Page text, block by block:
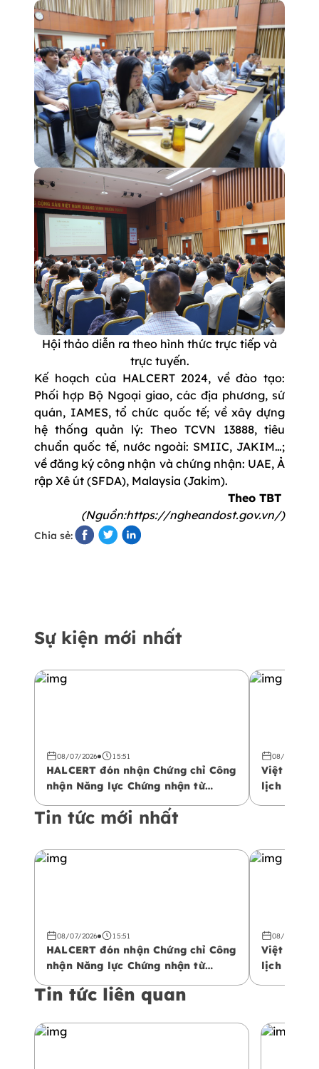
Hội thảo diễn ra theo hình thức trực tiếp và
trực tuyến.
Kế hoạch của HALCERT 2024, về đào tạo:
Phối hợp Bộ Ngoại giao, các địa phương, sứ
quán, IAMES, tổ chức quốc tế; về xây dựng
hệ thống quản lý: Theo TCVN 13888, tiêu
chuẩn quốc tế, nước ngoài: SMIIC, JAKIM…;
về đăng ký công nhận và chứng nhận: UAE, Ả
rập Xê út (SFDA), Malaysia (Jakim).
Theo TBT
(Nguồn:https://ngheandost.gov.vn/)
Chia sẻ:
Tin tức mới nhất
08/07/2026 15:51
HALCERT đón nhận Chứng chỉ Công
nhận Năng lực Chứng nhận từ
(GAC)
08/07/2026
Việt Nam
lịch
Sự kiện mới nhất
08/07/2026 15:51
HALCERT đón nhận Chứng chỉ Công
nhận Năng lực Chứng nhận từ
(GAC)
08/07/2026
Việt Nam
lịch
Tin tức liên quan